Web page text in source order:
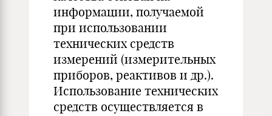
информации, получаемой
при использовании
технических средств
измерений (измерительных
приборов, реактивов и др.).
Использование технических
средств осуществляется в